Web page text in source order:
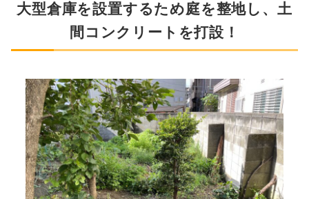
大型倉庫を設置するため庭を整地し、土
間コンクリートを打設！